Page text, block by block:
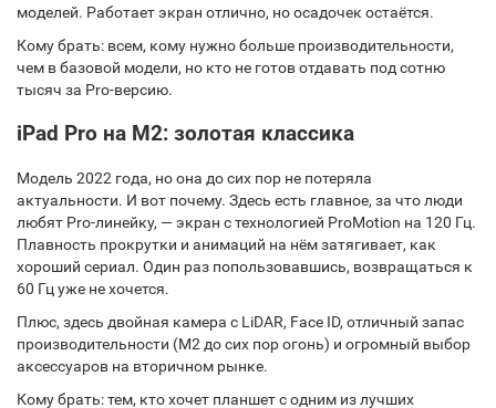
моделей. Работает экран отлично, но осадочек остаётся.
Кому брать: всем, кому нужно больше производительности,
чем в базовой модели, но кто не готов отдавать под сотню
тысяч за Pro-версию.
iPad Pro на M2: золотая классика
Модель 2022 года, но она до сих пор не потеряла
актуальности. И вот почему. Здесь есть главное, за что люди
любят Pro-линейку, — экран с технологией ProMotion на 120 Гц.
Плавность прокрутки и анимаций на нём затягивает, как
хороший сериал. Один раз попользовавшись, возвращаться к
60 Гц уже не хочется.
Плюс, здесь двойная камера с LiDAR, Face ID, отличный запас
производительности (M2 до сих пор огонь) и огромный выбор
аксессуаров на вторичном рынке.
Кому брать: тем, кто хочет планшет с одним из лучших